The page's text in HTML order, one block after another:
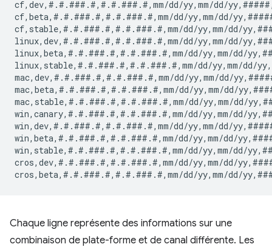
cf,dev,#.#.###.#,#.#.###.#,mm/dd/yy,mm/dd/
cf,beta,#.#.###.#,#.#.###.#,mm/dd/yy,mm/dd/
cf,stable,#.#.###.#,#.#.###.#,mm/dd/yy,mm/dd/
linux,dev,#.#.###.#,#.#.###.#,mm/dd/yy,mm/dd/
linux,beta,#.#.###.#,#.#.###.#,mm/dd/yy,mm/dd/
linux,stable,#.#.###.#,#.#.###.#,mm/dd/yy,mm/dd/
mac,dev,#.#.###.#,#.#.###.#,mm/dd/yy,mm/dd/
mac,beta,#.#.###.#,#.#.###.#,mm/dd/yy,mm/dd/
mac,stable,#.#.###.#,#.#.###.#,mm/dd/yy,mm/dd/
win,canary,#.#.###.#,#.#.###.#,mm/dd/yy,mm/dd/
win,dev,#.#.###.#,#.#.###.#,mm/dd/yy,mm/dd/
win,beta,#.#.###.#,#.#.###.#,mm/dd/yy,mm/dd/
win,stable,#.#.###.#,#.#.###.#,mm/dd/yy,mm/dd/
cros,dev,#.#.###.#,#.#.###.#,mm/dd/yy,mm/dd/
Chaque ligne représente des informations sur une
combinaison de plate-forme et de canal différente. Les